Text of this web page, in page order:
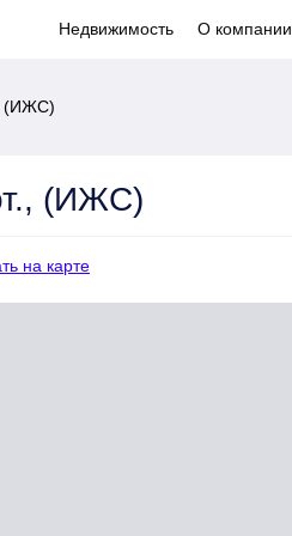
Недвижимость О компании
(ИЖС)
(ИЖС)
на карте